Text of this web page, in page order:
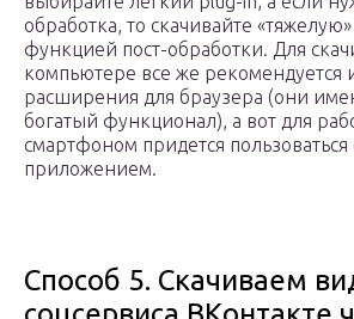
обработка, то скачивайте
функцией пост-обработки. Для
компьютере все же рекомендуется
расширения для браузера (они
богатый функционал), а вот для
смартфоном придется
приложением.
Способ 5. Скачиваем